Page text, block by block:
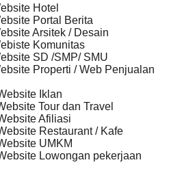
Hotel
Portal Berita
Arsitek / Desain
Komunitas
SD /SMP/ SMU
Properti / Web Penjualan
Iklan
Tour dan Travel
Afiliasi
Restaurant / Kafe
UMKM
Lowongan pekerjaan